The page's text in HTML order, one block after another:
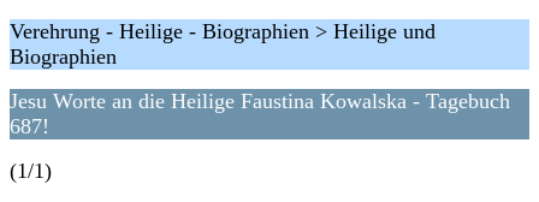
Verehrung - Heilige - Biographien > Heilige und
Biographien
Jesu Worte an die Heilige Faustina Kowalska - Tagebuch
687!
(1/1)